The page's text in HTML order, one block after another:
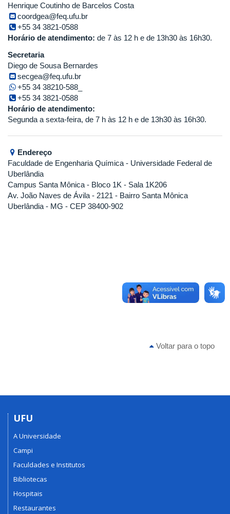
Henrique Coutinho de Barcelos Costa
coordgea@feq.ufu.br
+55 34 3821-0588
Horário de atendimento: de 7 às 12 h e de 13h30 às 16h30.
Secretaria
Diego de Sousa Bernardes
secgea@feq.ufu.br
+55 34 38210-588_
+55 34 3821-0588
Horário de atendimento:
Segunda a sexta-feira, de 7 h às 12 h e de 13h30 às 16h30.
Endereço
Faculdade de Engenharia Química - Universidade Federal de
Uberlândia
Campus Santa Mônica - Bloco 1K - Sala 1K206
Av. João Naves de Ávila - 2121 - Bairro Santa Mônica
Uberlândia - MG - CEP 38400-902
Voltar para o topo
UFU
A Universidade
Campi
Faculdades e Institutos
Bibliotecas
Hospitais
Restaurantes